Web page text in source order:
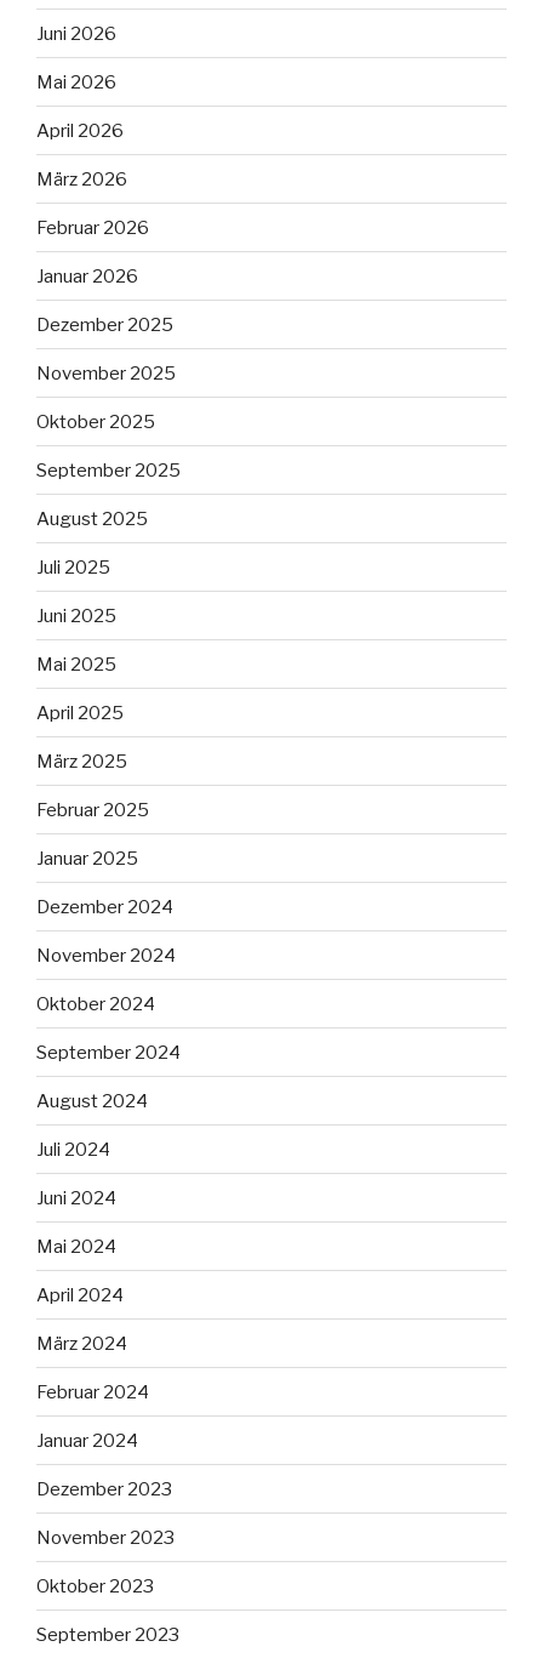
Juni 2026
Mai 2026
April 2026
März 2026
Februar 2026
Januar 2026
Dezember 2025
November 2025
Oktober 2025
September 2025
August 2025
Juli 2025
Juni 2025
Mai 2025
April 2025
März 2025
Februar 2025
Januar 2025
Dezember 2024
November 2024
Oktober 2024
September 2024
August 2024
Juli 2024
Juni 2024
Mai 2024
April 2024
März 2024
Februar 2024
Januar 2024
Dezember 2023
November 2023
Oktober 2023
September 2023